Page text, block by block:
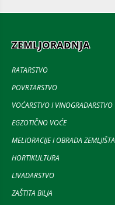
ZEMLJORADNJA
RATARSTVO
POVRTARSTVO
VOĆARSTVO I VINOGRADARSTVO
EGZOTIČNO VOĆE
MELIORACIJE I OBRADA ZEMLJIŠTA
HORTIKULTURA
LIVADARSTVO
ZAŠTITA BILJA